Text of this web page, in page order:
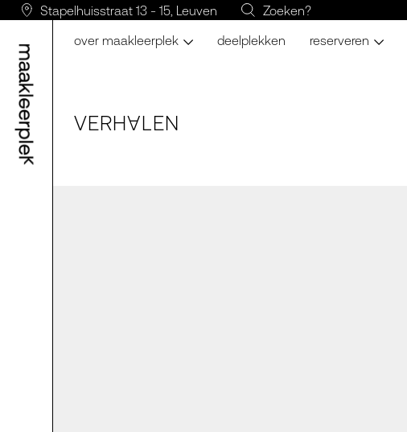
Stapelhuisstraat 13 - 15, Leuven Zoeken?
over maakleerplek deelplekken reserveren
VERHALEN